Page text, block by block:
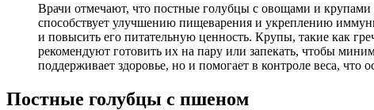
Врачи отмечают, что постные голубцы с овощами и
способствует улучшению пищеварения и укреплению
и повысить его питательную ценность. Крупы, такие как
рекомендуют готовить их на пару или запекать, чтобы
поддерживает здоровье, но и помогает в контроле веса,
Постные голубцы с пшеном